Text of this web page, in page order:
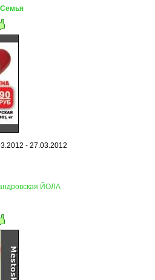
Семья
- 27.03.2012
ЙОЛА